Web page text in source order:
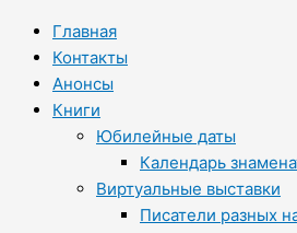
Главная
Контакты
Анонсы
Книги
Юбилейные даты
Календарь
Виртуальные выставки
Писатели разных